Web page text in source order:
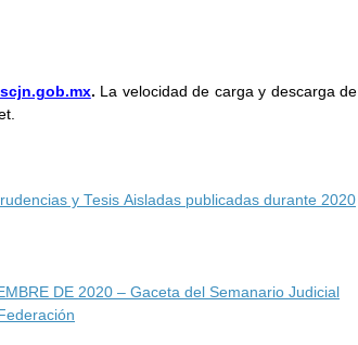
. La velocidad de carga y descarga de
y Tesis Aisladas publicadas durante 2020
DE 2020 – Gaceta del Semanario Judicial